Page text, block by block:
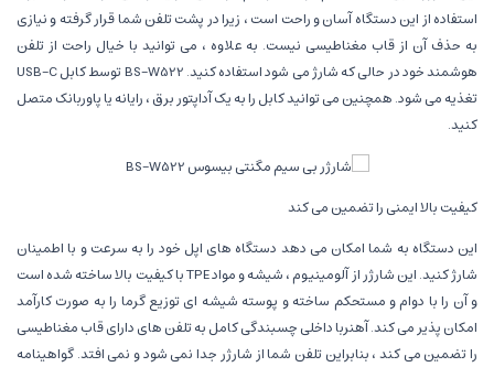
استفاده از این دستگاه آسان و راحت است ، زیرا در پشت تلفن شما قرار گرفته و نیازی
به حذف آن از قاب مغناطیسی نیست. به علاوه ، می توانید با خیال راحت از تلفن
هوشمند خود در حالی که شارژ می شود استفاده کنید. BS-W522 توسط کابل USB-C
تغذیه می شود. همچنین می توانید کابل را به یک آداپتور برق ، رایانه یا پاوربانک متصل
کنید.
کیفیت بالا ایمنی را تضمین می کند
این دستگاه به شما امکان می دهد دستگاه های اپل خود را به سرعت و با اطمینان
شارژ کنید. این شارژر از آلومینیوم ، شیشه و مواد TPE با کیفیت بالا ساخته شده است
و آن را با دوام و مستحکم ساخته و پوسته شیشه ای توزیع گرما را به صورت کارآمد
امکان پذیر می کند. آهنربا داخلی چسبندگی کامل به تلفن های دارای قاب مغناطیسی
را تضمین می کند ، بنابراین تلفن شما از شارژر جدا نمی شود و نمی افتد. گواهینامه